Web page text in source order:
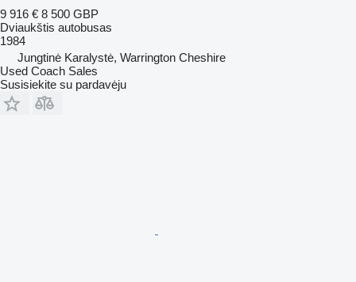
9 916 € 8 500 GBP
Dviaukštis autobusas
1984
Jungtinė Karalystė, Warrington Cheshire
Used Coach Sales
Susisiekite su pardavėju